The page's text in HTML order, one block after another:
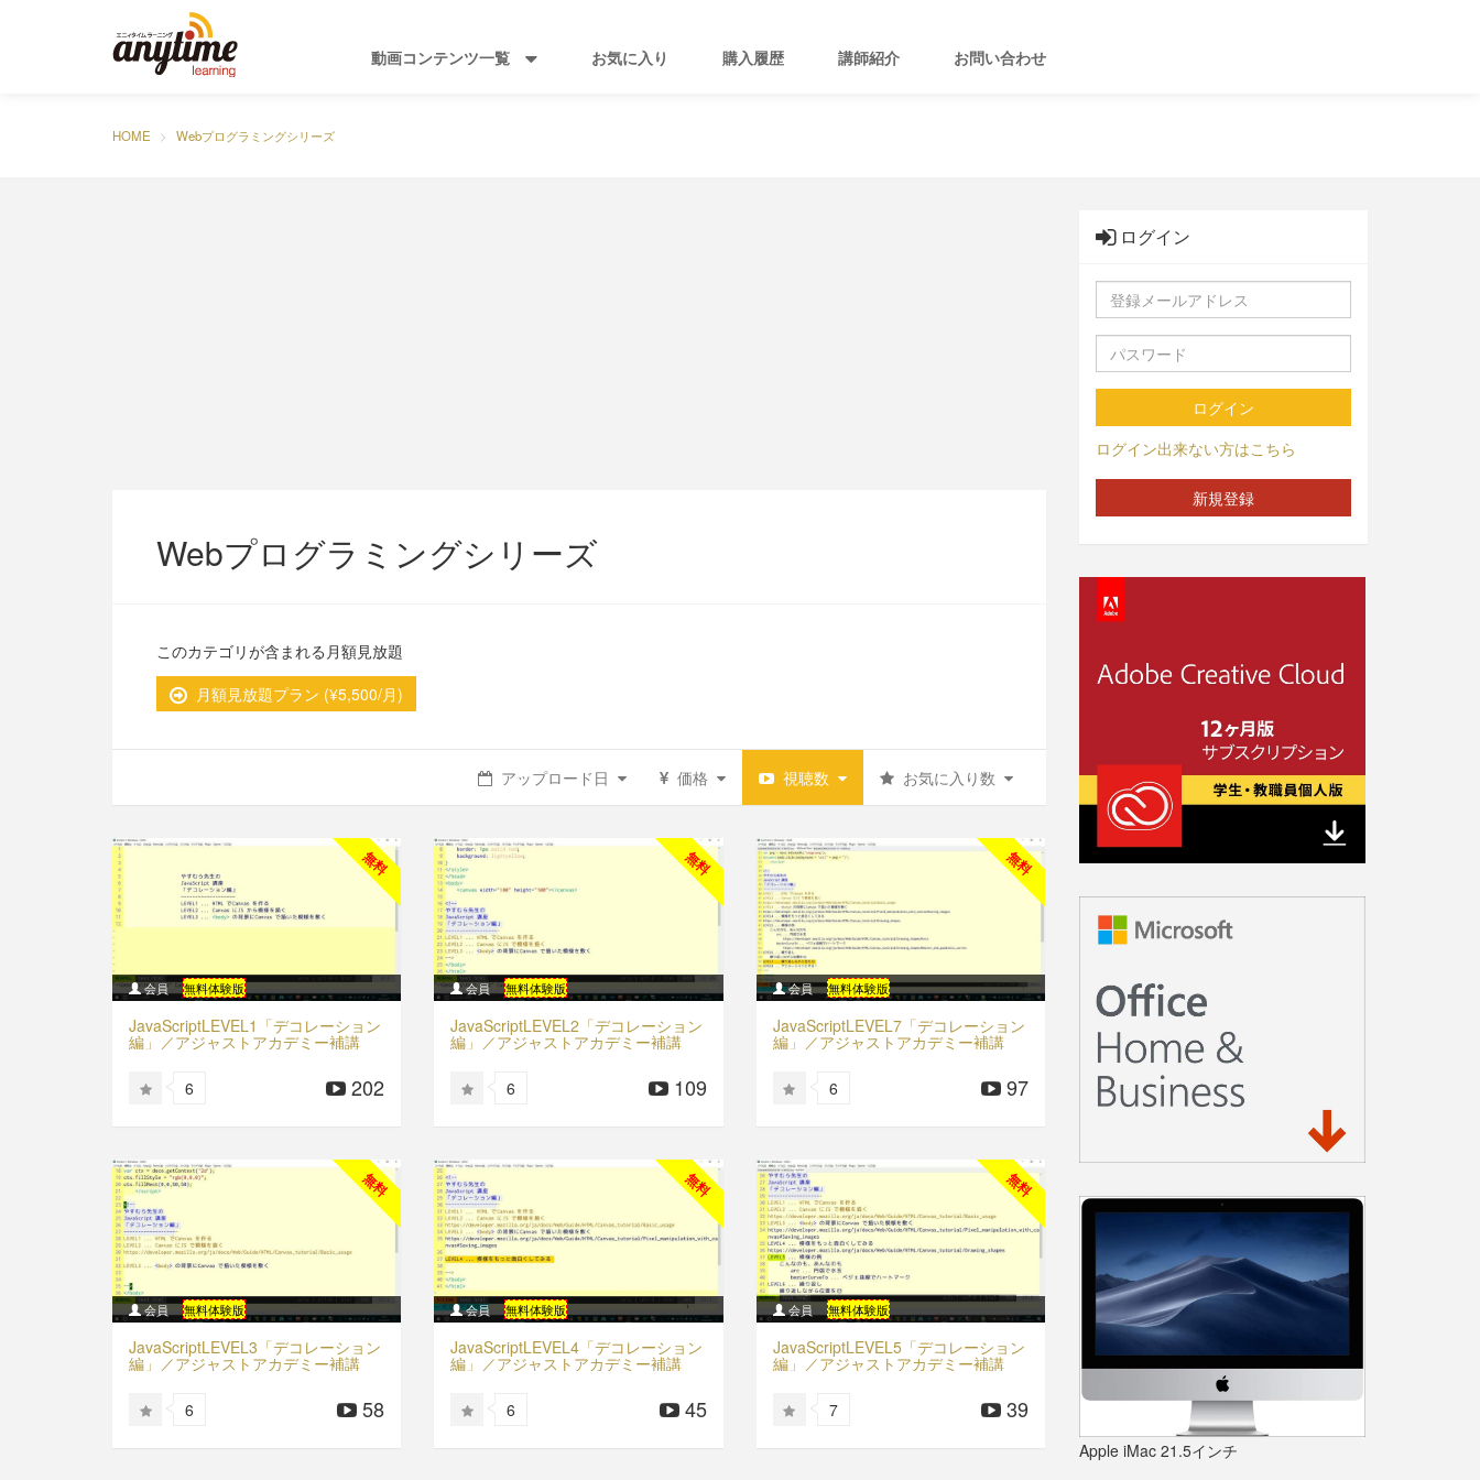
動画コンテンツ一覧 お気に入り 購入履歴 講師紹介 お問い合わせ
HOME Webプログラミングシリーズ
Webプログラミングシリーズ
このカテゴリが含まれる月額見放題
月額見放題プラン (¥5,500/月)
アップロード日 価格 視聴数 お気に入り数
無料
会員 無料体験版
JavaScriptLEVEL1「デコレーション
編」／アジャストアカデミー補講
6 202
無料
会員 無料体験版
JavaScriptLEVEL2「デコレーション
編」／アジャストアカデミー補講
6 109
無料
会員 無料体験版
JavaScriptLEVEL7「デコレーション
編」／アジャストアカデミー補講
6 97
無料
会員 無料体験版
JavaScriptLEVEL3「デコレーション
編」／アジャストアカデミー補講
6 58
無料
会員 無料体験版
JavaScriptLEVEL4「デコレーション
編」／アジャストアカデミー補講
6 45
無料
会員 無料体験版
JavaScriptLEVEL5「デコレーション
編」／アジャストアカデミー補講
7 39
ログイン
ログイン
ログイン出来ない方はこちら
新規登録
Apple iMac 21.5インチ